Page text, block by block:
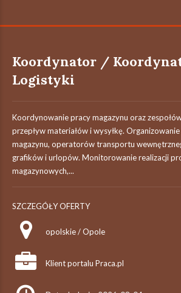
Koordynator /
Logistyki
Koordynowanie pracy magazynu oraz
przepływ materiałów i wysyłkę.
magazynu, operatorów transportu
grafików i urlopów. Monitorowanie realizacji
magazynowych,...
SZCZEGÓŁY OFERTY
opolskie / Opole
Klient portalu Praca.pl